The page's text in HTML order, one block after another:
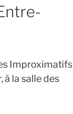
Improximatifs
la salle des